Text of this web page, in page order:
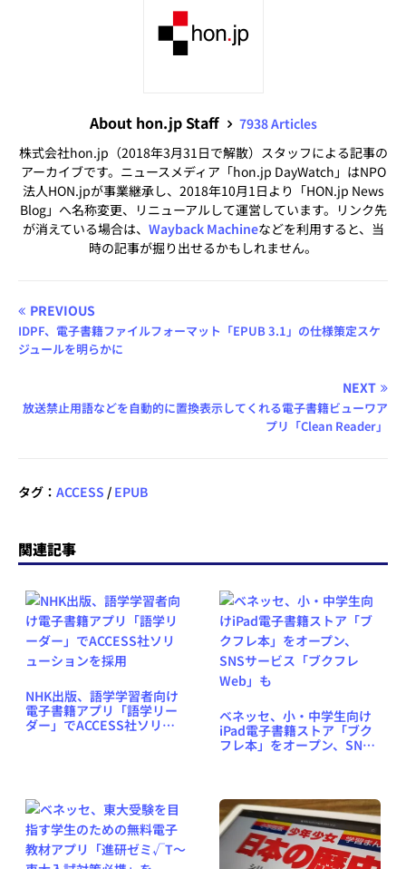
About hon.jp Staff
7938 Articles
株式会社hon.jp（2018年3月31日で解散）スタッフによる記事の
アーカイブです。ニュースメディア「hon.jp DayWatch」はNPO
法人HON.jpが事業継承し、2018年10月1日より「HON.jp News
Blog」へ名称変更、リニューアルして運営しています。リンク先
が消えている場合は、 Wayback Machineなどを利用すると、当
時の記事が掘り出せるかもしれません。
PREVIOUS
IDPF、電子書籍ファイルフォーマット「EPUB 3.1」の仕様策定スケ
ジュールを明らかに
NEXT
放送禁止用語などを自動的に置換表示してくれる電子書籍ビューワア
プリ「Clean Reader」
タグ： ACCESS / EPUB
関連記事
NHK出版、語学学習者向け
電子書籍アプリ「語学リー
ダー」でACCESS社ソリュ
ベネッセ、小・中学生向け
iPad電子書籍ストア「ブク
フレ本」をオープン、SNS